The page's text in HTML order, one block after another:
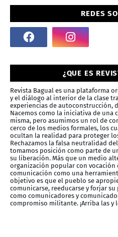
REDES
¿QUE ES
Revista Bagual es una plataforma
y el diálogo al interior de la clase
experiencias de autoconstrucción,
Nacemos como la iniciativa de una
misma, pero asumimos un rol de
cerco de los medios formales, los
ocultan la realidad para proteger
Rechazamos la falsa neutralidad
tomamos posición como parte de
su liberación. Más que un medio
organización popular con vocación
comunicación como una
objetivo es que el pueblo se
comunicarse, reeducarse y forjar
como comunicadores y
compromiso militante. ¡Arriba las y